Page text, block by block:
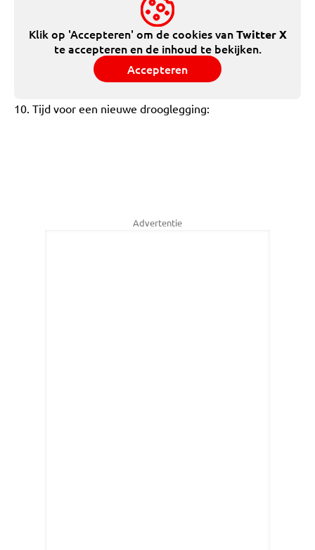
Klik op 'Accepteren' om de cookies vanTwitter X
te accepteren en de inhoud te bekijken.
Accepteren
10. Tijd voor een nieuwe drooglegging:
Advertentie